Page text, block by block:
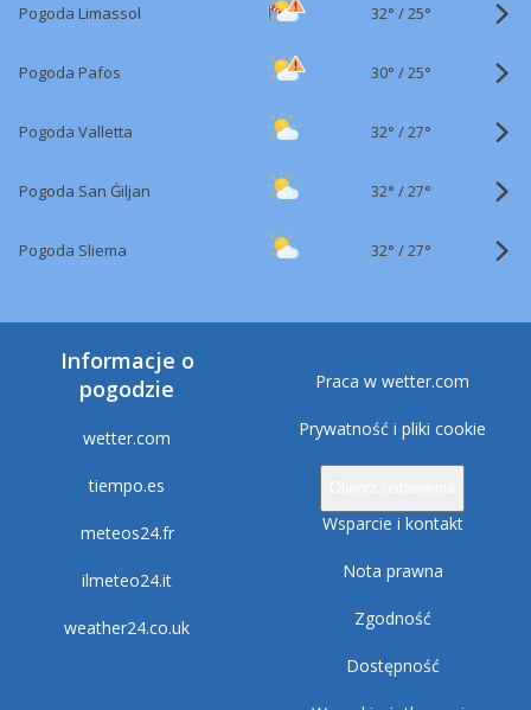
Pogoda Limassol 32° /25°
Pogoda Pafos 30° /25°
Pogoda Valletta 32° /27°
Pogoda San Ġiljan 32° /27°
Pogoda Sliema 32° /27°
Informacje o
pogodzie
wetter.com
tiempo.es
meteos24.fr
ilmeteo24.it
weather24.co.uk
Praca w wetter.com
Prywatność i pliki cookie
Wsparcie i kontakt
Nota prawna
Zgodność
Dostępność